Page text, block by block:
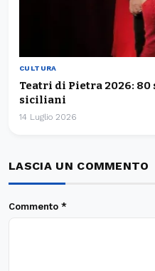
CULTURA
Teatri di Pietra 2026:
siciliani
14 Luglio 2026
LASCIA UN COMMENTO
Commento *